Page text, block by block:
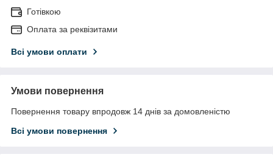
Готівкою
Оплата за реквізитами
Всі умови оплати
Умови повернення
Повернення товару впродовж 14 днів за домовленістю
Всі умови повернення